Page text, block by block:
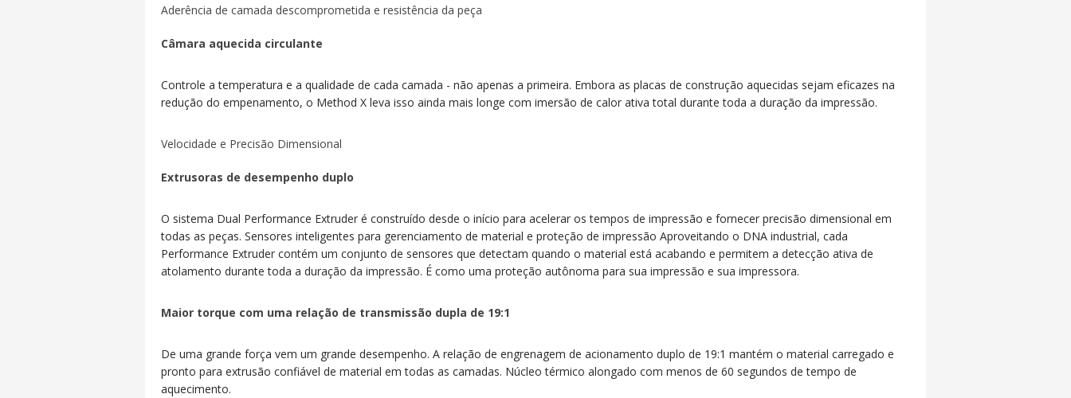
Aderência de camada descomprometida e resistência da peça
Câmara aquecida circulante
Controle a temperatura e a qualidade de cada camada - não apenas a primeira. Embora as placas de construção aquecidas sejam eficazes na
redução do empenamento, o Method X leva isso ainda mais longe com imersão de calor ativa total durante toda a duração da impressão.
Velocidade e Precisão Dimensional
Extrusoras de desempenho duplo
O sistema Dual Performance Extruder é construído desde o início para acelerar os tempos de impressão e fornecer precisão dimensional em
todas as peças. Sensores inteligentes para gerenciamento de material e proteção de impressão Aproveitando o DNA industrial, cada
Performance Extruder contém um conjunto de sensores que detectam quando o material está acabando e permitem a detecção ativa de
atolamento durante toda a duração da impressão. É como uma proteção autônoma para sua impressão e sua impressora.
Maior torque com uma relação de transmissão dupla de 19:1
De uma grande força vem um grande desempenho. A relação de engrenagem de acionamento duplo de 19:1 mantém o material carregado e
pronto para extrusão confiável de material em todas as camadas. Núcleo térmico alongado com menos de 60 segundos de tempo de
aquecimento.